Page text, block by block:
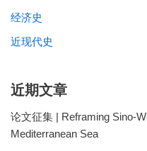
经济史
近现代史
近期文章
论文征集 | Reframing Sino-
Mediterranean Sea